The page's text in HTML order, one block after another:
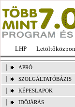
LHP
APRÓ
SZOLGÁLTATÓBÁZIS
KÉPESLAPOK
IDŐJÁRÁS